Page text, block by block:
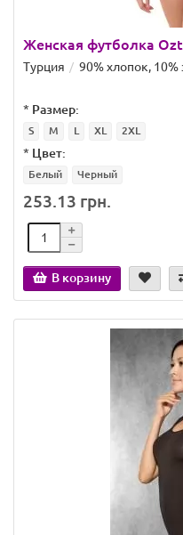
Женская футболка
Турция 90% хлопок, 10%
* Размер:
S M L XL 2XL
* Цвет:
Белый Черный
253.13 грн.
В корзину